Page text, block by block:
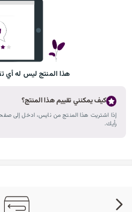
هذا المنتج ليس له أي
كيف يمكنني تقييم هذا المنتج؟
إذا اشتريت هذا المنتج من نايس، ادخل إلى
رأيك.